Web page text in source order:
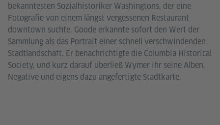
bekanntesten Sozialhistoriker Washingtons, der eine
Fotografie von einem längst vergessenen Restaurant
downtown suchte. Goode erkannte sofort den Wert der
Sammlung als das Portrait einer schnell verschwindenden
Stadtlandschaft. Er benachrichtigte die Columbia Historical
Society, und kurz darauf überließ Wymer ihr seine Alben,
Negative und eigens dazu angefertigte Stadtkarte.